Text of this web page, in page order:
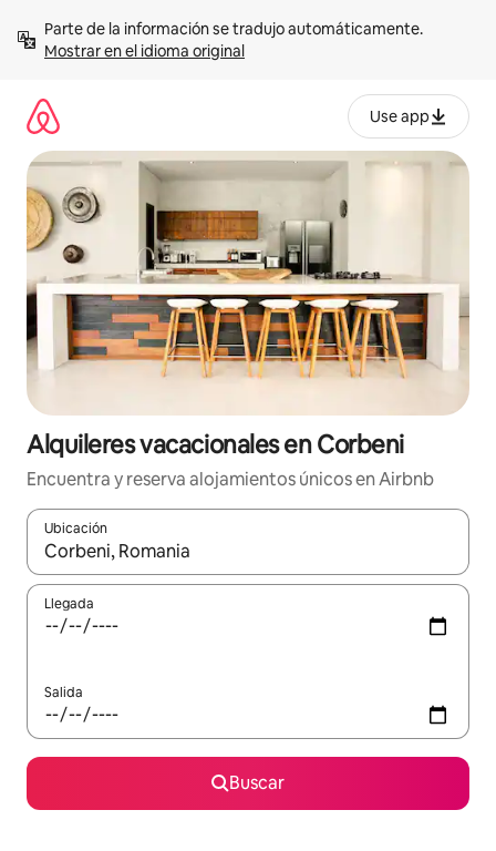
contenidoMostrar en el idioma original
Use app
Alquileres vacacionales en Corbeni
Encuentra y reserva alojamientos únicos en Airbnb
Ubicación
Cuando los resultados estén disponibles, navega con las
Llegada
Salida
Buscar